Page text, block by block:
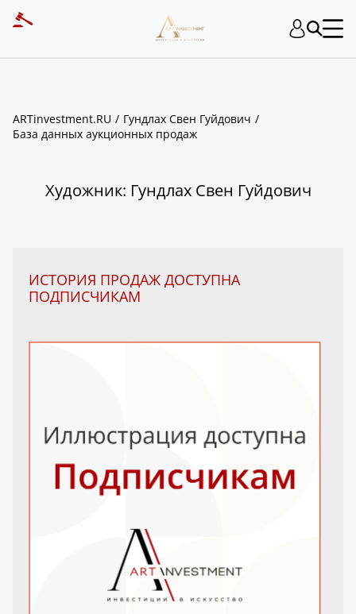
ARTinvestment.RU
Гундлах Свен Гуйдович
База данных аукционных продаж
Художник: Гундлах Свен Гуйдович
ИСТОРИЯ ПРОДАЖ ДОСТУПНА
ПОДПИСЧИКАМ